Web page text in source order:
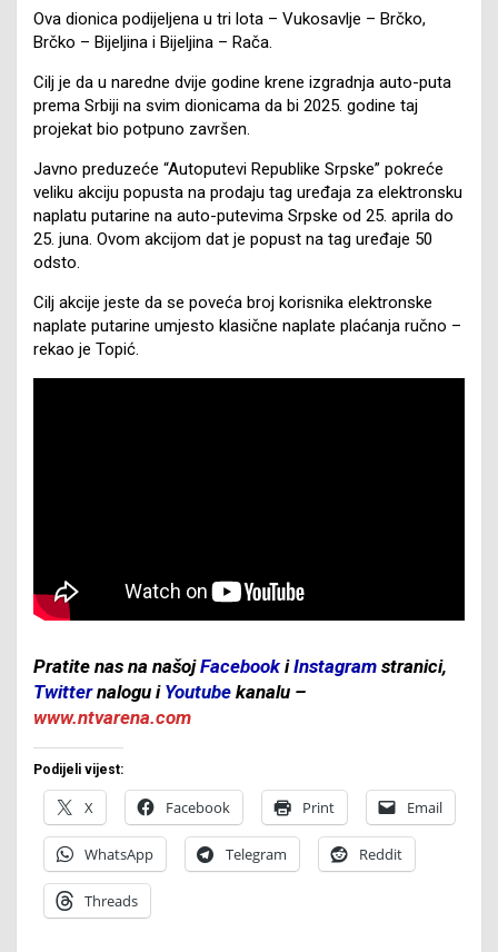
Ova dionica podijeljena u tri lota – Vukosavlje – Brčko,
Brčko – Bijeljina i Bijeljina – Rača.
Cilj je da u naredne dvije godine krene izgradnja auto-puta
prema Srbiji na svim dionicama da bi 2025. godine taj
projekat bio potpuno završen.
Javno preduzeće “Autoputevi Republike Srpske” pokreće
veliku akciju popusta na prodaju tag uređaja za elektronsku
naplatu putarine na auto-putevima Srpske od 25. aprila do
25. juna. Ovom akcijom dat je popust na tag uređaje 50
odsto.
Cilj akcije jeste da se poveća broj korisnika elektronske
naplate putarine umjesto klasične naplate plaćanja ručno –
rekao je Topić.
Pratite nas na našojFacebookiInstagram stranici,
Twitternalogu i Youtube kanalu –
www.ntvarena.com
Podijeli vijest:
X Facebook Print Email
WhatsApp Telegram Reddit
Threads